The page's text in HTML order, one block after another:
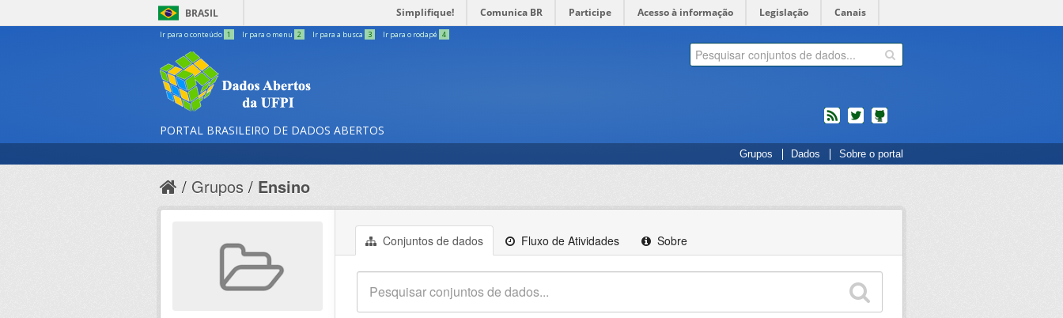
BRASIL Simplifique! Comunica BR Participe Acesso à informação Legislação Canais
Ir para o conteúdo 1 Ir para o menu 2 Ir para a busca 3 Ir para o rodapé 4
PORTAL BRASILEIRO DE DADOS ABERTOS
feed twitterCódigos
fonte
do
Github
Grupos Dados Sobre o portal
Grupos Ensino
Conjuntos de dados Fluxo de Atividades Sobre